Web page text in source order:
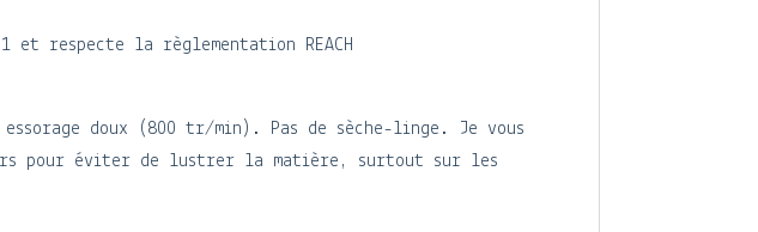
respecte la règlementation REACH
essorage doux (800 tr/min). Pas de sèche-linge. Je vous
pour éviter de lustrer la matière, surtout sur les